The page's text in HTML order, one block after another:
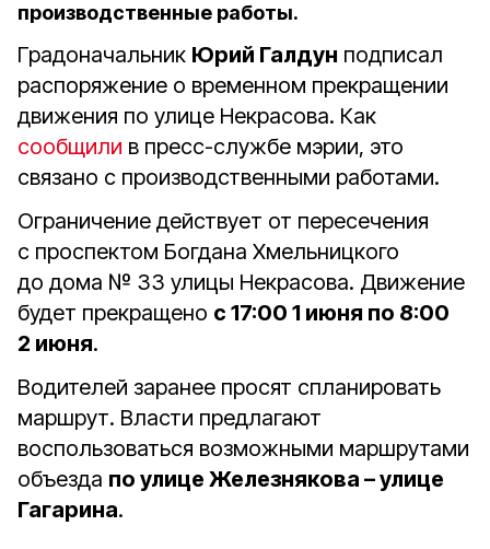
производственные работы.
Градоначальник Юрий Галдун подписал
распоряжение о временном прекращении
движения по улице Некрасова. Как
сообщили в пресс-службе мэрии, это
связано с производственными работами.
Ограничение действует от пересечения
с проспектом Богдана Хмельницкого
до дома № 33 улицы Некрасова. Движение
будет прекращено с 17:00 1 июня по 8:00
2 июня.
Водителей заранее просят спланировать
маршрут. Власти предлагают
воспользоваться возможными маршрутами
объезда по улице Железнякова – улице
Гагарина.